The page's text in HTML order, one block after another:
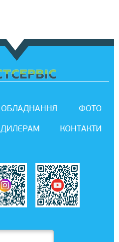
ОБЛАДНАННЯ
ФОТО
ДИЛЕРАМ КОНТАКТИ